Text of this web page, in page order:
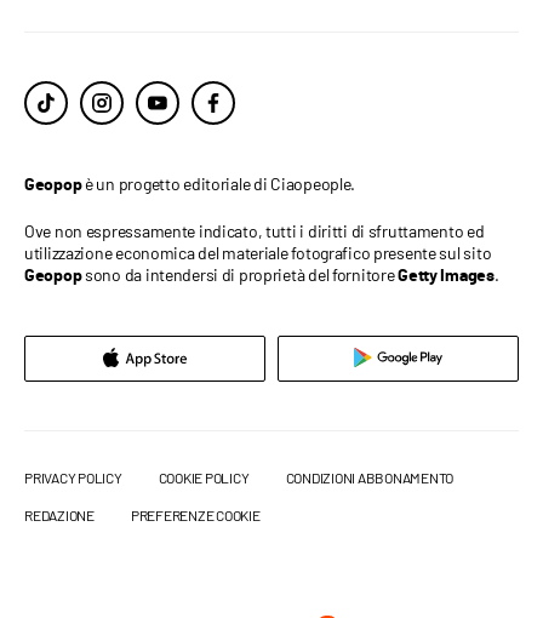
Geopopè un progetto editoriale di Ciaopeople.
Ove non espressamente indicato, tutti i diritti di sfruttamento ed
utilizzazione economica del materiale fotografico presente sul sito
Geopopsono da intendersi di proprietà del fornitoreGetty Images.
PRIVACY POLICY COOKIE POLICY CONDIZIONI ABBONAMENTO
REDAZIONE PREFERENZE COOKIE